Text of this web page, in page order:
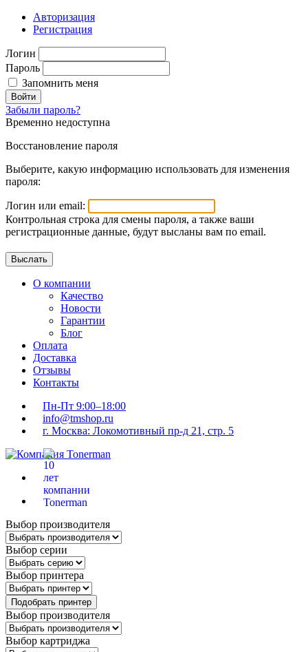
Авторизация
Регистрация
Логин
Пароль
Запомнить меня
Войти
Забыли пароль?
Временно недоступна
Восстановление пароля
Выберите, какую информацию использовать для изменения
пароля:
Логин или email:
Контрольная строка для смены пароля, а также ваши
регистрационные данные, будут высланы вам по email.
О компании
Качество
Новости
Гарантии
Блог
Оплата
Доставка
Отзывы
Контакты
Пн-Пт 9:00–18:00
info@tmshop.ru
г. Москва: Локомотивный пр-д 21, стр. 5
Выбор производителя
Выбор серии
Выбор принтера
Подобрать принтер
Выбор производителя
Выбор картриджа